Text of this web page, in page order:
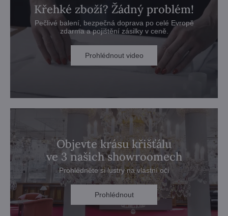
Křehké zboží? Žádný problém!
Pečlivé balení, bezpečná doprava po celé Evropě
zdarma a pojištění zásilky v ceně.
Prohlédnout video
Objevte krásu křišťálu
ve 3 našich showroomech
Prohlédněte si lustry na vlastní oči
Prohlédnout